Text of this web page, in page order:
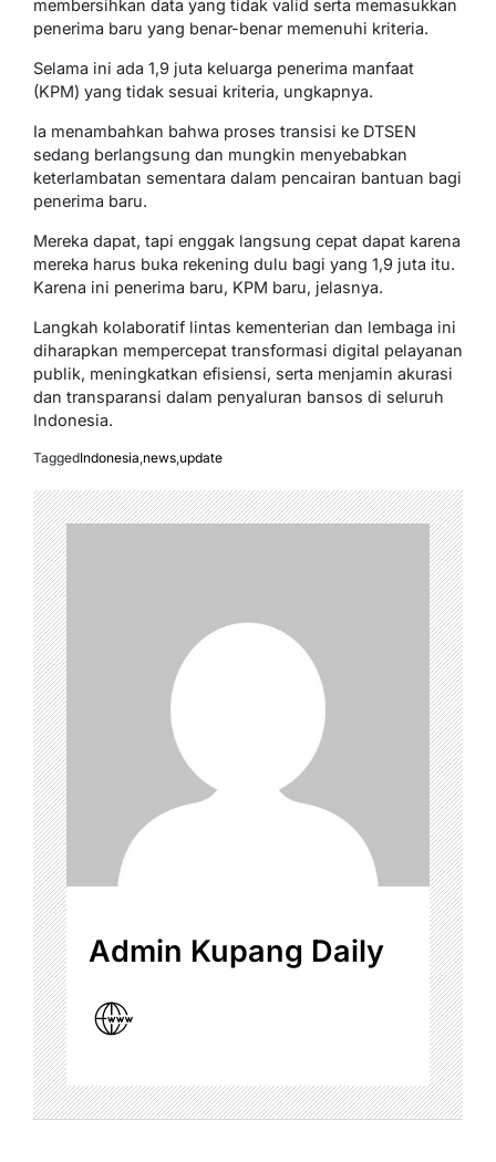
membersihkan data yang tidak valid serta memasukkan
penerima baru yang benar-benar memenuhi kriteria.
Selama ini ada 1,9 juta keluarga penerima manfaat
(KPM) yang tidak sesuai kriteria, ungkapnya.
Ia menambahkan bahwa proses transisi ke DTSEN
sedang berlangsung dan mungkin menyebabkan
keterlambatan sementara dalam pencairan bantuan bagi
penerima baru.
Mereka dapat, tapi enggak langsung cepat dapat karena
mereka harus buka rekening dulu bagi yang 1,9 juta itu.
Karena ini penerima baru, KPM baru, jelasnya.
Langkah kolaboratif lintas kementerian dan lembaga ini
diharapkan mempercepat transformasi digital pelayanan
publik, meningkatkan efisiensi, serta menjamin akurasi
dan transparansi dalam penyaluran bansos di seluruh
Indonesia.
TaggedIndonesia,news,update
Admin Kupang Daily